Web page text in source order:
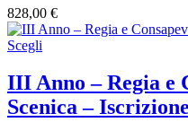
828,00 €
Scegli
III Anno – Regia e
Scenica –